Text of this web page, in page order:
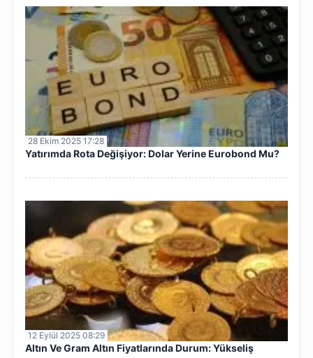
28 Ekim 2025 17:28
Yatırımda Rota Değişiyor: Dolar Yerine Eurobond Mu?
12 Eylül 2025 08:29
Altın Ve Gram Altın Fiyatlarında Durum: Yükseliş